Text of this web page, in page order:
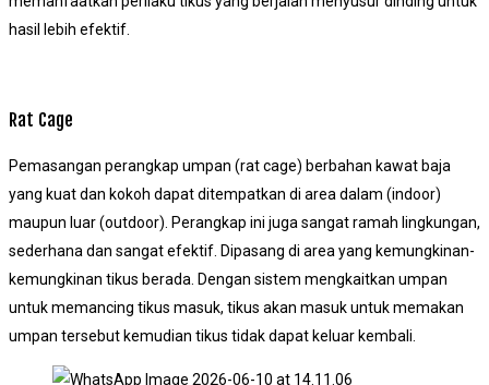
hasil lebih efektif.
Rat Cage
Pemasangan perangkap umpan (rat cage) berbahan kawat baja
yang kuat dan kokoh dapat ditempatkan di area dalam (indoor)
maupun luar (outdoor). Perangkap ini juga sangat ramah lingkungan,
sederhana dan sangat efektif. Dipasang di area yang kemungkinan-
kemungkinan tikus berada. Dengan sistem mengkaitkan umpan
untuk memancing tikus masuk, tikus akan masuk untuk memakan
umpan tersebut kemudian tikus tidak dapat keluar kembali.